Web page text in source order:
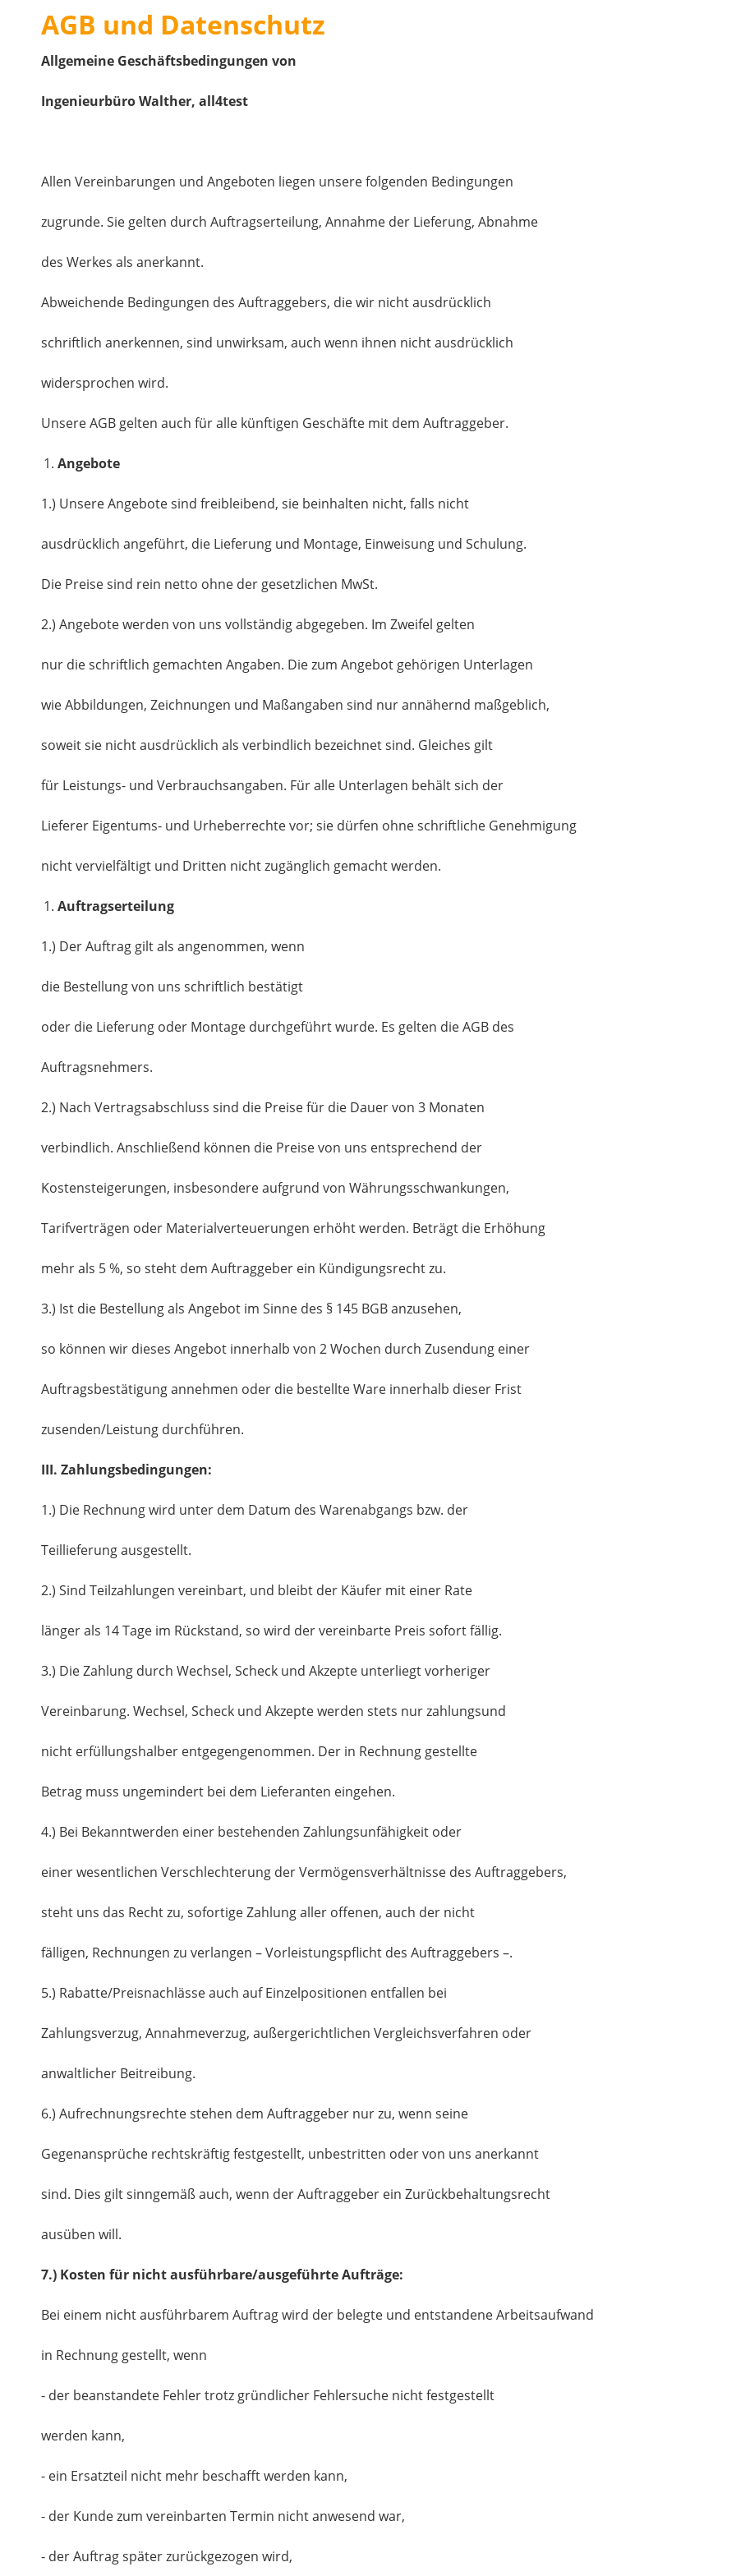
AGB und Datenschutz
Allgemeine Geschäftsbedingungen von
Ingenieurbüro Walther, all4test
Allen Vereinbarungen und Angeboten liegen unsere folgenden Bedingungen
zugrunde. Sie gelten durch Auftragserteilung, Annahme der Lieferung, Abnahme
des Werkes als anerkannt.
Abweichende Bedingungen des Auftraggebers, die wir nicht ausdrücklich
schriftlich anerkennen, sind unwirksam, auch wenn ihnen nicht ausdrücklich
widersprochen wird.
Unsere AGB gelten auch für alle künftigen Geschäfte mit dem Auftraggeber.
Angebote
1.) Unsere Angebote sind freibleibend, sie beinhalten nicht, falls nicht
ausdrücklich angeführt, die Lieferung und Montage, Einweisung und Schulung.
Die Preise sind rein netto ohne der gesetzlichen MwSt.
2.) Angebote werden von uns vollständig abgegeben. Im Zweifel gelten
nur die schriftlich gemachten Angaben. Die zum Angebot gehörigen Unterlagen
wie Abbildungen, Zeichnungen und Maßangaben sind nur annähernd maßgeblich,
soweit sie nicht ausdrücklich als verbindlich bezeichnet sind. Gleiches gilt
für Leistungs- und Verbrauchsangaben. Für alle Unterlagen behält sich der
Lieferer Eigentums- und Urheberrechte vor; sie dürfen ohne schriftliche Genehmigung
nicht vervielfältigt und Dritten nicht zugänglich gemacht werden.
Auftragserteilung
1.) Der Auftrag gilt als angenommen, wenn
die Bestellung von uns schriftlich bestätigt
oder die Lieferung oder Montage durchgeführt wurde. Es gelten die AGB des
Auftragsnehmers.
2.) Nach Vertragsabschluss sind die Preise für die Dauer von 3 Monaten
verbindlich. Anschließend können die Preise von uns entsprechend der
Kostensteigerungen, insbesondere aufgrund von Währungsschwankungen,
Tarifverträgen oder Materialverteuerungen erhöht werden. Beträgt die Erhöhung
mehr als 5 %, so steht dem Auftraggeber ein Kündigungsrecht zu.
3.) Ist die Bestellung als Angebot im Sinne des § 145 BGB anzusehen,
so können wir dieses Angebot innerhalb von 2 Wochen durch Zusendung einer
Auftragsbestätigung annehmen oder die bestellte Ware innerhalb dieser Frist
zusenden/Leistung durchführen.
III. Zahlungsbedingungen:
1.) Die Rechnung wird unter dem Datum des Warenabgangs bzw. der
Teillieferung ausgestellt.
2.) Sind Teilzahlungen vereinbart, und bleibt der Käufer mit einer Rate
länger als 14 Tage im Rückstand, so wird der vereinbarte Preis sofort fällig.
3.) Die Zahlung durch Wechsel, Scheck und Akzepte unterliegt vorheriger
Vereinbarung. Wechsel, Scheck und Akzepte werden stets nur zahlungsund
nicht erfüllungshalber entgegengenommen. Der in Rechnung gestellte
Betrag muss ungemindert bei dem Lieferanten eingehen.
4.) Bei Bekanntwerden einer bestehenden Zahlungsunfähigkeit oder
einer wesentlichen Verschlechterung der Vermögensverhältnisse des Auftraggebers,
steht uns das Recht zu, sofortige Zahlung aller offenen, auch der nicht
fälligen, Rechnungen zu verlangen – Vorleistungspflicht des Auftraggebers –.
5.) Rabatte/Preisnachlässe auch auf Einzelpositionen entfallen bei
Zahlungsverzug, Annahmeverzug, außergerichtlichen Vergleichsverfahren oder
anwaltlicher Beitreibung.
6.) Aufrechnungsrechte stehen dem Auftraggeber nur zu, wenn seine
Gegenansprüche rechtskräftig festgestellt, unbestritten oder von uns anerkannt
sind. Dies gilt sinngemäß auch, wenn der Auftraggeber ein Zurückbehaltungsrecht
ausüben will.
7.) Kosten für nicht ausführbare/ausgeführte Aufträge:
Bei einem nicht ausführbarem Auftrag wird der belegte und entstandene Arbeitsaufwand
in Rechnung gestellt, wenn
- der beanstandete Fehler trotz gründlicher Fehlersuche nicht festgestellt
werden kann,
- ein Ersatzteil nicht mehr beschafft werden kann,
- der Kunde zum vereinbarten Termin nicht anwesend war,
- der Auftrag später zurückgezogen wird,